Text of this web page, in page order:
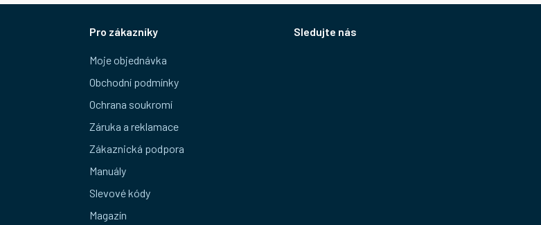
Pro zákazníky
Moje objednávka
Obchodní podmínky
Ochrana soukromí
Záruka a reklamace
Zákaznická podpora
Manuály
Slevové kódy
Magazín
Sledujte nás